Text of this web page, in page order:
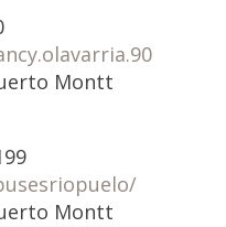
Montt
Montt